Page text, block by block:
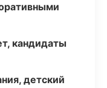
кандидаты
детский